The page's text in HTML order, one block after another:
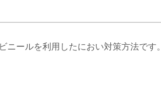
ニールを利用したにおい対策方法です。